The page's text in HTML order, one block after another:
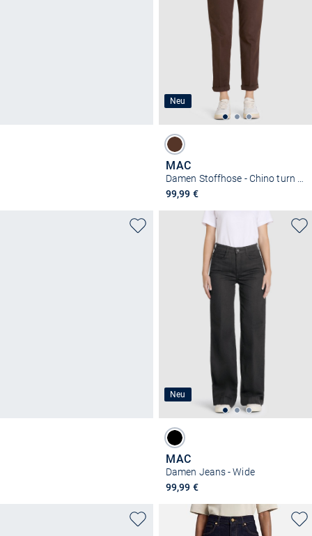
Neu
MAC
99,99 €
Neu
MAC
Damen Jeans - Wide
99,99 €